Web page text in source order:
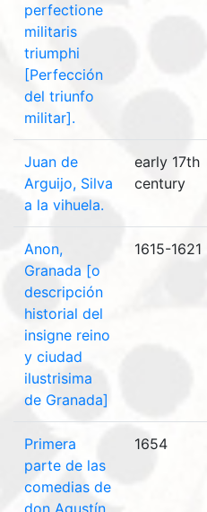
perfectione
militaris
triumphi
[Perfección
del triunfo
militar].
Juan de
Arguijo, Silva
a la vihuela.
early 17th
century
Anon,
Granada [o
descripción
historial del
insigne reino
y ciudad
ilustrisima
de Granada]
1615-1621
Primera
parte de las
comedias de
don Agustín
1654